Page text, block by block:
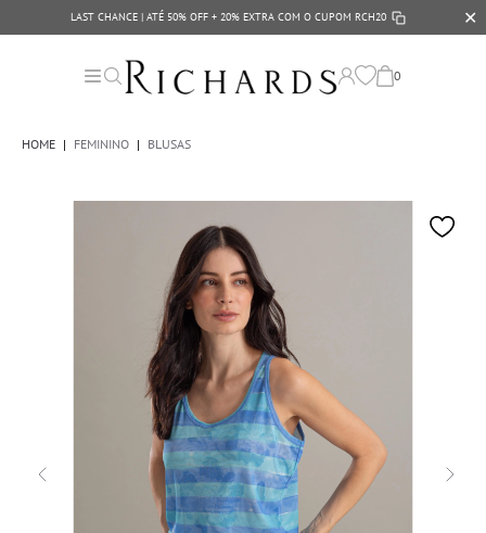
LAST CHANCE | ATÉ 50% OFF + 20% EXTRA COM O CUPOM RCH20 ✕
0
HOME | FEMININO | BLUSAS